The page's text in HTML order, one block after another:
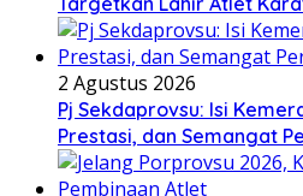
2 Agustus 2026
Pj Sekdaprovsu: Isi
Prestasi, dan Semangat